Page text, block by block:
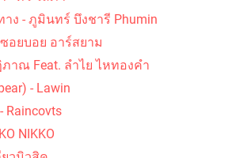
ง - ภูมินทร์ บึงชารี Phumin
อยบอย อาร์สยาม
าณ Feat. ลำไย ไหทองคำ
- Lawin
Raincovts
NIKKO